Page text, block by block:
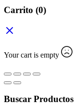
Carrito (0)
Your cart is empty
Buscar Productos